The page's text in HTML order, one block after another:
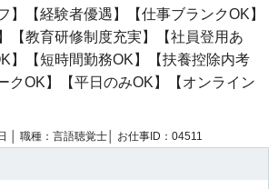
】【経験者優遇】【仕事ブランクOK】
【教育研修制度充実】【社員登用あ
】【短時間勤務OK】【扶養控除内考
クOK】【平日のみOK】【オンライン
│ 職種：言語聴覚士│ お仕事ID：04511